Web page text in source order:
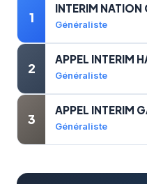
1
INTERIM NATION
Généraliste
2
APPEL INTERIM
Généraliste
3
APPEL INTERIM
Généraliste